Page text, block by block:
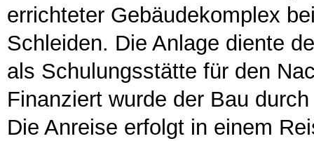
errichteter Gebäudekomplex
Schleiden. Die Anlage diente
als Schulungsstätte für den
Finanziert wurde der Bau
Die Anreise erfolgt in einem